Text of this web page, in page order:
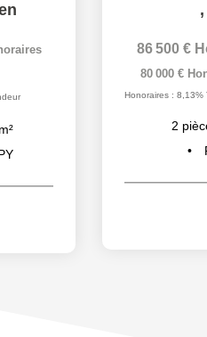
m²
86 500 €
80 000 €
Honoraires : 8,13%
2